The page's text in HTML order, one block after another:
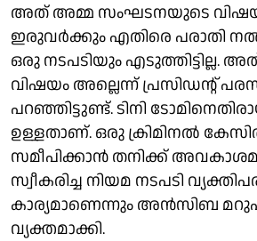
അത് അമ്മ സംഘടനയുടെ
ഇരുവർക്കും എതിരെ പരാതി
ഒരു നടപടിയും എടുത്തിട്ടില്ല.
വിഷയം അല്ലെന്ന് പ്രസിഡൻ്റ്
പറഞ്ഞിട്ടുണ്ട്. ടിനി
ഉള്ളതാണ്. ഒരു ക്രിമിനൽ
സമീപിക്കാൻ തനിക്ക്
സ്വീകരിച്ച നിയമ നടപടി
കാര്യമാണെന്നും അൻസിബ
വ്യക്തമാക്കി.